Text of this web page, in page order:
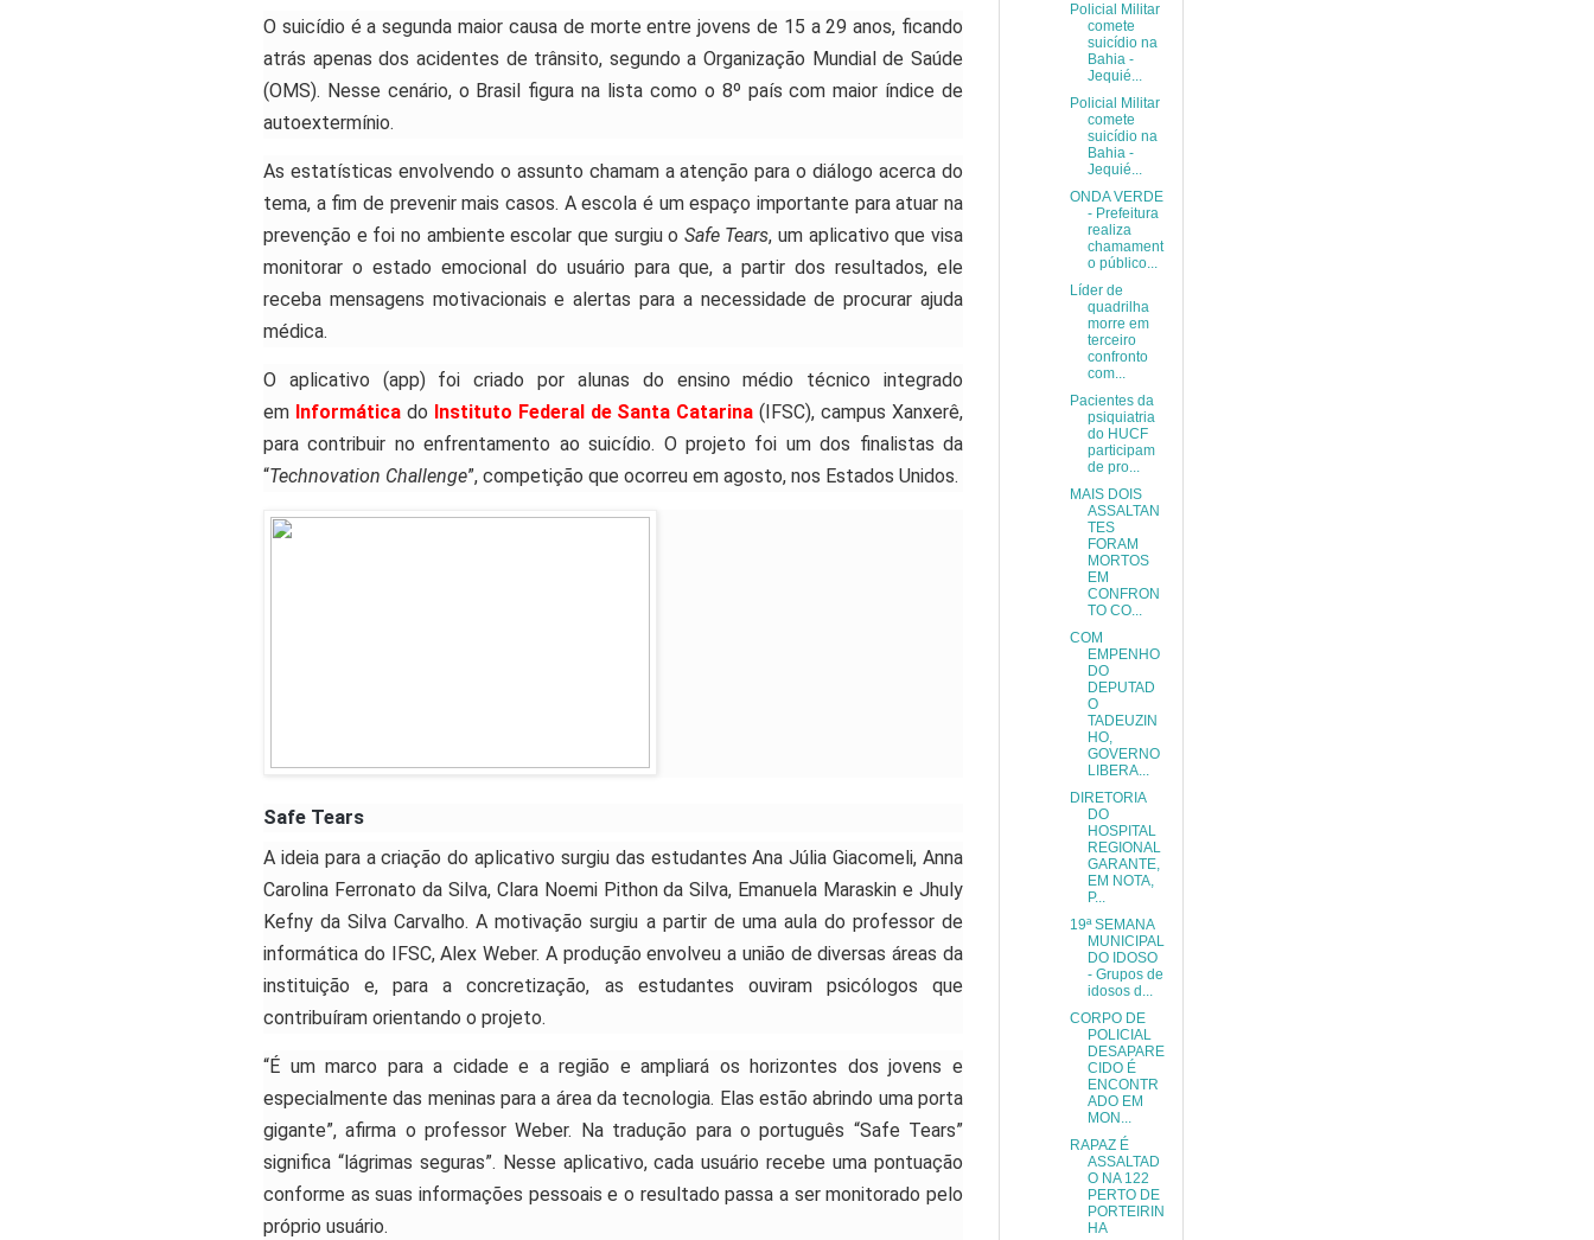
O suicídio é a segunda maior causa de morte entre jovens de 15 a 29 anos, ficando
atrás apenas dos acidentes de trânsito, segundo a Organização Mundial de Saúde
(OMS). Nesse cenário, o Brasil figura na lista como o 8º país com maior índice de
autoextermínio.
As estatísticas envolvendo o assunto chamam a atenção para o diálogo acerca do
tema, a fim de prevenir mais casos. A escola é um espaço importante para atuar na
prevenção e foi no ambiente escolar que surgiu o Safe Tears, um aplicativo que visa
monitorar o estado emocional do usuário para que, a partir dos resultados, ele
receba mensagens motivacionais e alertas para a necessidade de procurar ajuda
médica.
O aplicativo (app) foi criado por alunas do ensino médio técnico integrado
em Informática do Instituto Federal de Santa Catarina (IFSC), campus Xanxerê,
para contribuir no enfrentamento ao suicídio. O projeto foi um dos finalistas da
“Technovation Challenge”, competição que ocorreu em agosto, nos Estados Unidos.
Safe Tears
A ideia para a criação do aplicativo surgiu das estudantes Ana Júlia Giacomeli, Anna
Carolina Ferronato da Silva, Clara Noemi Pithon da Silva, Emanuela Maraskin e Jhuly
Kefny da Silva Carvalho. A motivação surgiu a partir de uma aula do professor de
informática do IFSC, Alex Weber. A produção envolveu a união de diversas áreas da
instituição e, para a concretização, as estudantes ouviram psicólogos que
contribuíram orientando o projeto.
“É um marco para a cidade e a região e ampliará os horizontes dos jovens e
especialmente das meninas para a área da tecnologia. Elas estão abrindo uma porta
gigante”, afirma o professor Weber. Na tradução para o português “Safe Tears”
significa “lágrimas seguras”. Nesse aplicativo, cada usuário recebe uma pontuação
conforme as suas informações pessoais e o resultado passa a ser monitorado pelo
próprio usuário.
Policial Militar
comete
suicídio na
Bahia -
Jequié...
Policial Militar
comete
suicídio na
Bahia -
Jequié...
ONDA VERDE
- Prefeitura
realiza
chamament
o público...
Líder de
quadrilha
morre em
terceiro
confronto
com...
Pacientes da
psiquiatria
do HUCF
participam
de pro...
MAIS DOIS
ASSALTAN
TES
FORAM
MORTOS
EM
CONFRON
TO CO...
COM
EMPENHO
DO
DEPUTAD
O
TADEUZIN
HO,
GOVERNO
LIBERA...
DIRETORIA
DO
HOSPITAL
REGIONAL
GARANTE,
EM NOTA,
P...
19ª SEMANA
MUNICIPAL
DO IDOSO
- Grupos de
idosos d...
CORPO DE
POLICIAL
DESAPARE
CIDO É
ENCONTR
ADO EM
MON...
RAPAZ É
ASSALTAD
O NA 122
PERTO DE
PORTEIRIN
HA